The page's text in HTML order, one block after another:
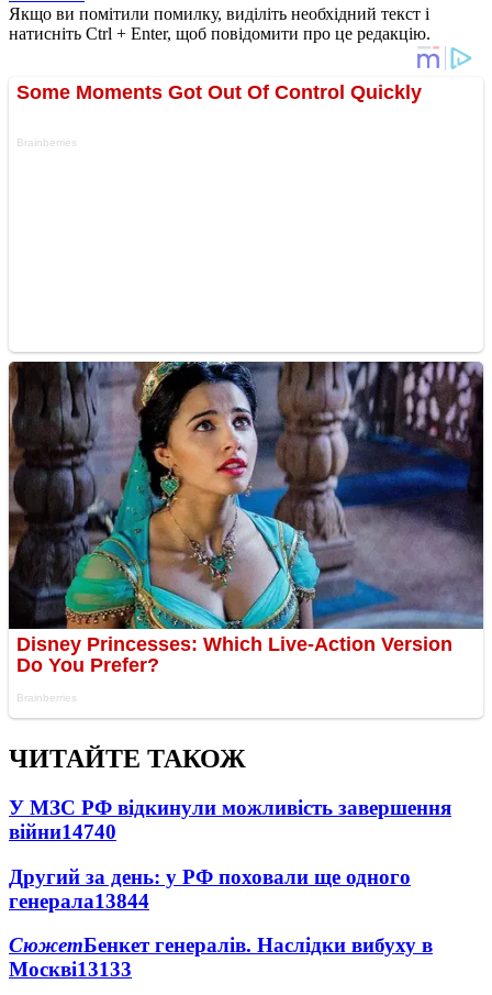
Якщо ви помітили помилку, виділіть необхідний текст і
натисніть Ctrl + Enter, щоб повідомити про це редакцію.
ЧИТАЙТЕ ТАКОЖ
У МЗС РФ відкинули можливість завершення
війни14740
Другий за день: у РФ поховали ще одного
генерала13844
СюжетБенкет генералів. Наслідки вибуху в
Москві13133